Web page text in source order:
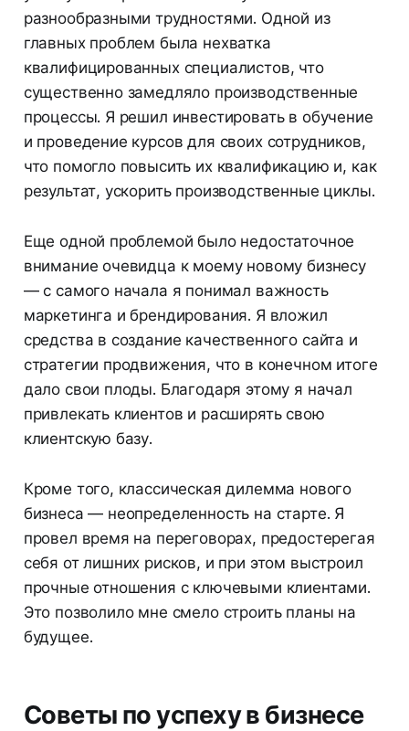
разнообразными трудностями. Одной из
главных проблем была нехватка
квалифицированных специалистов, что
существенно замедляло производственные
процессы. Я решил инвестировать в обучение
и проведение курсов для своих сотрудников,
что помогло повысить их квалификацию и, как
результат, ускорить производственные циклы.
Еще одной проблемой было недостаточное
внимание очевидца к моему новому бизнесу
— с самого начала я понимал важность
маркетинга и брендирования. Я вложил
средства в создание качественного сайта и
стратегии продвижения, что в конечном итоге
дало свои плоды. Благодаря этому я начал
привлекать клиентов и расширять свою
клиентскую базу.
Кроме того, классическая дилемма нового
бизнеса — неопределенность на старте. Я
провел время на переговорах, предостерегая
себя от лишних рисков, и при этом выстроил
прочные отношения с ключевыми клиентами.
Это позволило мне смело строить планы на
будущее.
Советы по успеху в бизнесе